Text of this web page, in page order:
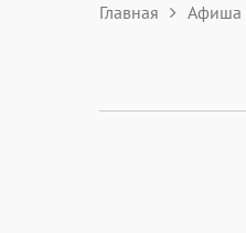
Главная Афиша